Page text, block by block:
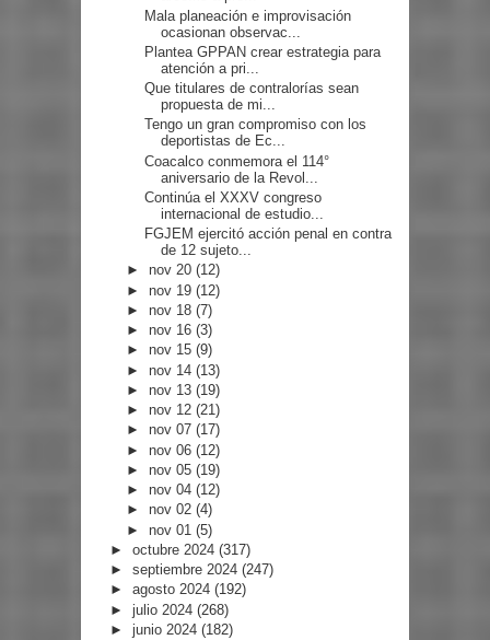
Mala planeación e improvisación
ocasionan observac...
Plantea GPPAN crear estrategia para
atención a pri...
Que titulares de contralorías sean
propuesta de mi...
Tengo un gran compromiso con los
deportistas de Ec...
Coacalco conmemora el 114°
aniversario de la Revol...
Continúa el XXXV congreso
internacional de estudio...
FGJEM ejercitó acción penal en contra
de 12 sujeto...
► nov 20(12)
► nov 19(12)
► nov 18(7)
► nov 16(3)
► nov 15(9)
► nov 14(13)
► nov 13(19)
► nov 12(21)
► nov 07(17)
► nov 06(12)
► nov 05(19)
► nov 04(12)
► nov 02(4)
► nov 01(5)
► octubre 2024 (317)
► septiembre 2024 (247)
► agosto 2024 (192)
► julio 2024 (268)
► junio 2024 (182)